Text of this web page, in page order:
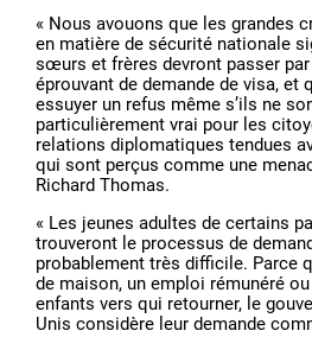
« Nous avouons que les grandes
en matière de sécurité nationale
sœurs et frères devront passer
éprouvant de demande de visa, et
essuyer un refus même s’ils ne
particulièrement vrai pour les
relations diplomatiques tendues
qui sont perçus comme une
Richard Thomas.
« Les jeunes adultes de certains
trouveront le processus de
probablement très difficile. Parce
de maison, un emploi rémunéré
enfants vers qui retourner, le
Unis considère leur demande